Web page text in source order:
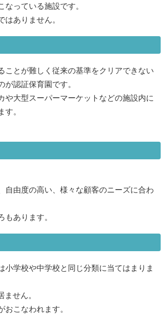
っている施設です。
ありません。
とが難しく従来の基準をクリアできない
認証保育園です。
大型スーパーマーケットなどの施設内に
。
由度の高い、様々な顧客のニーズに合わ
あります。
学校や中学校と同じ分類に当てはまりま
せん。
こなわれます。